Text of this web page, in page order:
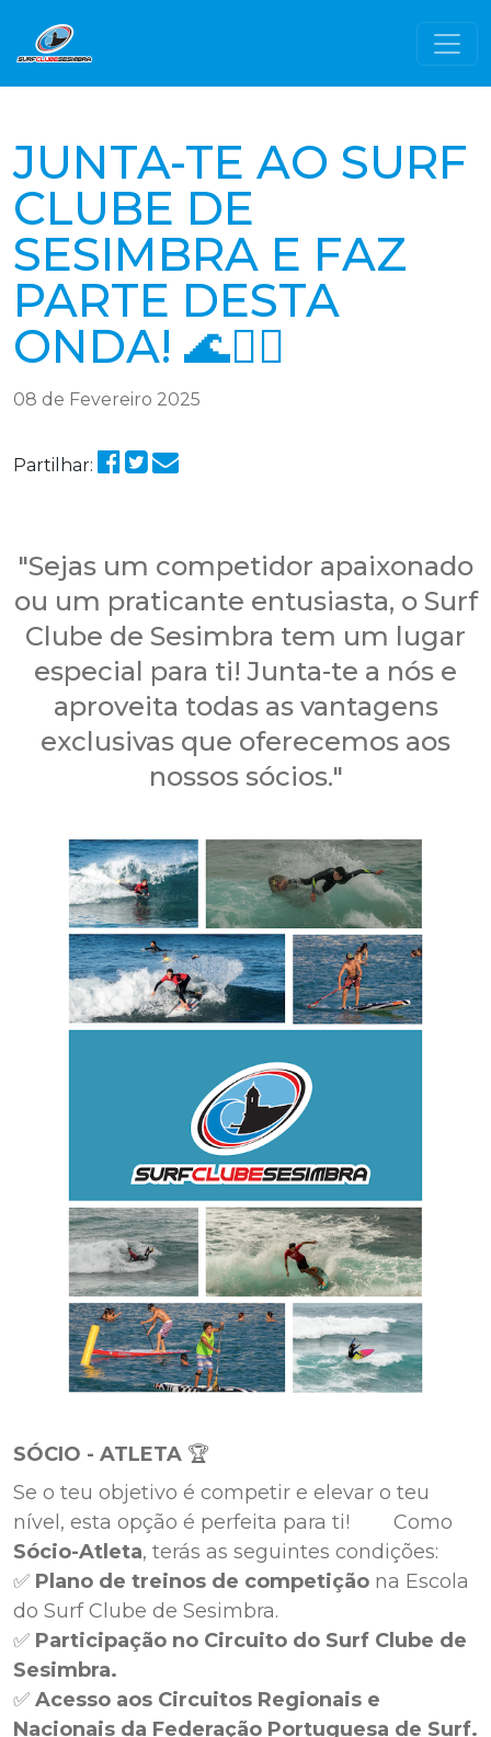
JUNTA-TE AO SURF
CLUBE DE
SESIMBRA E FAZ
PARTE DESTA
ONDA! 🌊🏄‍♂️
08 de Fevereiro 2025
Partilhar:
"Sejas um competidor apaixonado
ou um praticante entusiasta, o Surf
Clube de Sesimbra tem um lugar
especial para ti! Junta-te a nós e
aproveita todas as vantagens
exclusivas que oferecemos aos
nossos sócios."
SÓCIO - ATLETA 🏆
Se o teu objetivo é competir e elevar o teu
nível, esta opção é perfeita para ti! Como
Sócio-Atleta, terás as seguintes condições:
✅ Plano de treinos de competição na Escola
do Surf Clube de Sesimbra.
✅ Participação no Circuito do Surf Clube de
Sesimbra.
✅ Acesso aos Circuitos Regionais e
Nacionais da Federação Portuguesa de Surf.